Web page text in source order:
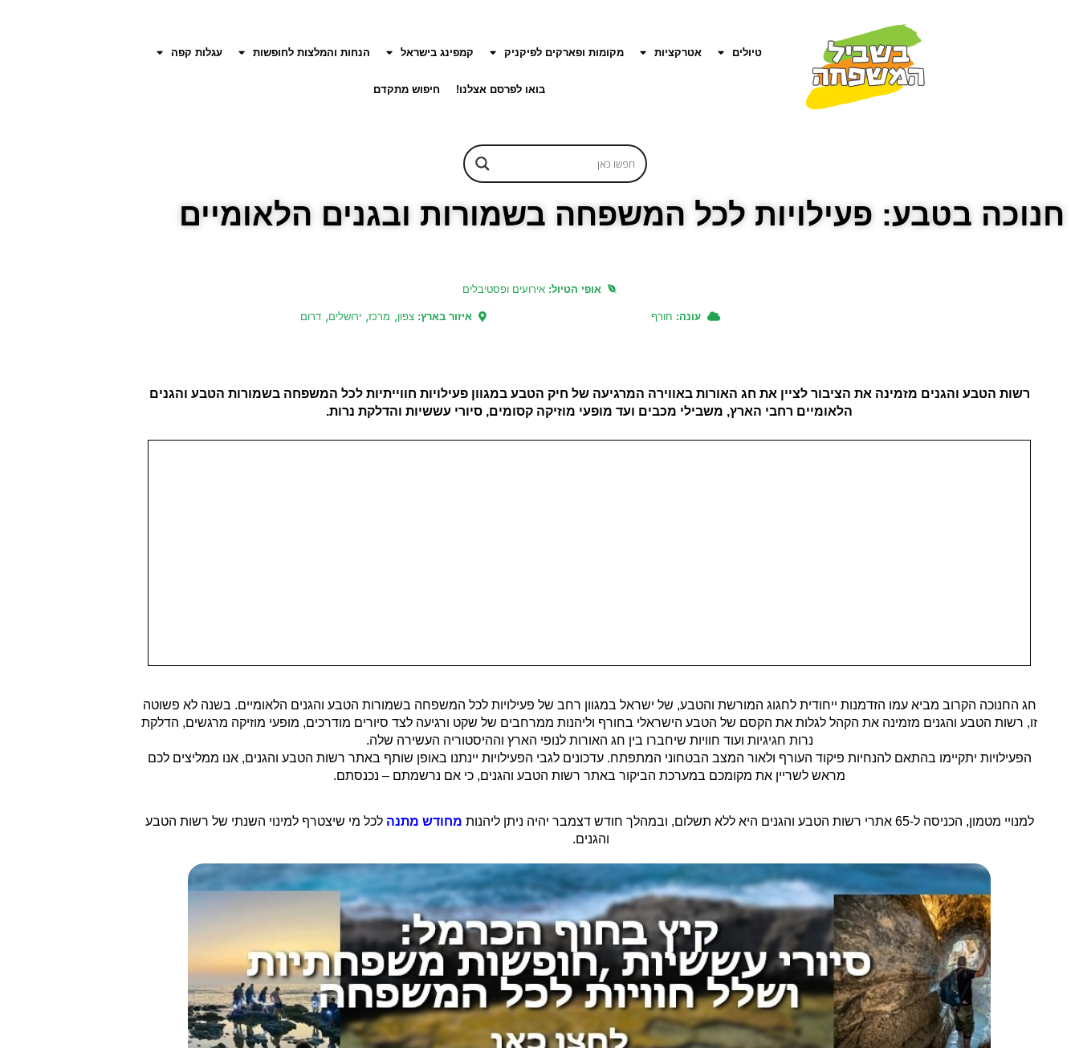
טיולים אטרקציות מקומות ופארקים לפיקניק קמפינג בישראל הנחות והמלצות לחופשות עגלות קפה
בואו לפרסם אצלנו! חיפוש מתקדם
חנוכה בטבע: פעילויות לכל המשפחה בשמורות ובגנים הלאומיים
אופי הטיול: אירועים ופסטיבלים
עונה: חורף איזור בארץ:צפון, מרכז, ירושלים, דרום
רשות הטבע והגנים מזמינה את הציבור לציין את חג האורות באווירה המרגיעה של חיק הטבע במגוון פעילויות חווייתיות לכל המשפחה בשמורות הטבע והגנים
הלאומיים רחבי הארץ, משבילי מכבים ועד מופעי מוזיקה קסומים, סיורי עששיות והדלקת נרות.
חג החנוכה הקרוב מביא עמו הזדמנות ייחודית לחגוג המורשת והטבע, של ישראל במגוון רחב של פעילויות לכל המשפחה בשמורות הטבע והגנים הלאומיים. בשנה לא פשוטה
זו, רשות הטבע והגנים מזמינה את הקהל לגלות את הקסם של הטבע הישראלי בחורף וליהנות ממרחבים של שקט ורגיעה לצד סיורים מודרכים, מופעי מוזיקה מרגשים, הדלקת
נרות חגיגיות ועוד חוויות שיחברו בין חג האורות לנופי הארץ וההיסטוריה העשירה שלה.
הפעילויות יתקיימו בהתאם להנחיות פיקוד העורף ולאור המצב הבטחוני המתפתח. עדכונים לגבי הפעילויות יינתנו באופן שותף באתר רשות הטבע והגנים, אנו ממליצים לכם
מראש לשריין את מקומכם במערכת הביקור באתר רשות הטבע והגנים, כי אם נרשמתם – נכנסתם.
למנויי מטמון, הכניסה ל-65 אתרי רשות הטבע והגנים היא ללא תשלום, ובמהלך חודש דצמבר יהיה ניתן ליהנות מחודש מתנה לכל מי שיצטרף למינוי השנתי של רשות הטבע
והגנים.